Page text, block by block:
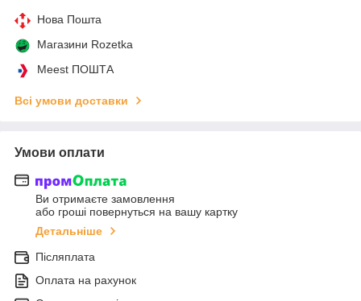
Нова Пошта
Магазини Rozetka
Meest ПОШТА
Всі умови доставки
Умови оплати
Ви отримаєте замовлення
або гроші повернуться на вашу картку
Детальніше
Післяплата
Оплата на рахунок